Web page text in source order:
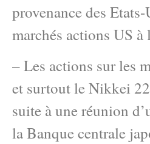
provenance des
marchés actions US à
– Les actions sur les
et surtout le Nikkei
suite à une réunion
la Banque centrale